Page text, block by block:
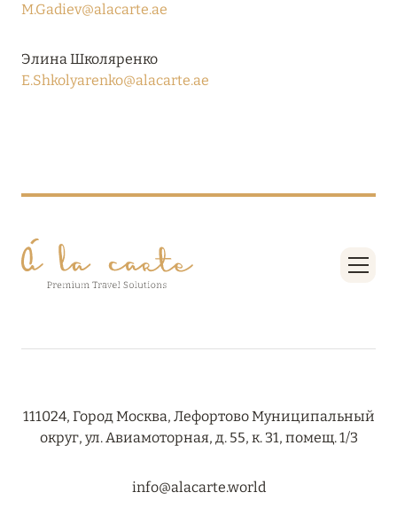
ВЫГОДНАЯ АРИФМЕТИКА ОТ ULTIMA GSTAAD
И ULTIMA COURCHEVEL
THE NAUTILUS MALDIVES: МАНТЫ, КИТОВЫЕ
Подробнее
ONE&ONLY PORTONOVI: В АВГУСТЕ ПО
BIJAL: АКТУАЛЬНЫЕ СПЕЦИАЛЬНЫЕ
M.Gadiev@alacarte.ae
Элина Школяренко
E.Shkolyarenko@alacarte.ae
111024, Город Москва, Лефортово Муниципальный
округ, ул. Авиамоторная, д. 55, к. 31, помещ. 1/3
info@alacarte.world